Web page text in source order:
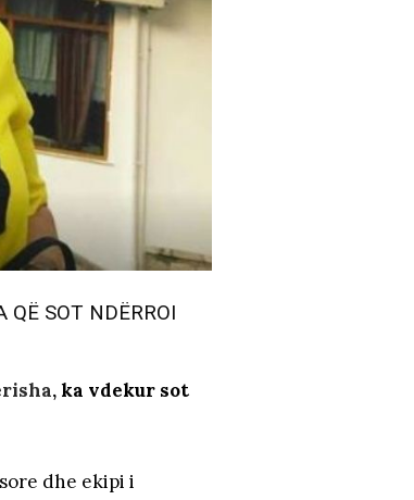
QË SOT NDËRROI
, ka vdekur sot
dhe ekipi i